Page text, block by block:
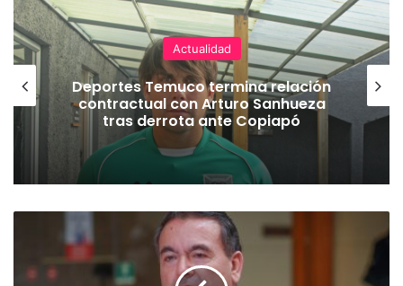
Actualidad
Deportes Temuco termina relación
contractual con Arturo Sanhueza
tras derrota ante Copiapó